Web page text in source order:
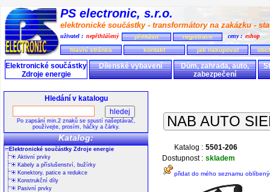
PS electronic, s.r.o.
elektronické součástky - transformátory na zakázku -
uživatel : nepřihlášený přihlásit registrace ceny : eshop
hlavní stránka kontakt jak nakupovat
Elektronické součástky
Zdroje energie
Dílenské vybavení
Dům, zahrada, auto,
zabezpečení
Hledání v katalogu
Po zapsání min.2 znaků se spustí našeptávač,
používejte, prosím, háčky a čárky.
Katalog:
Elektronické součástky Zdroje energie
Aktivní prvky
Kabely a příslušenství, bužírky
Konektory, patice a redukce
Konstrukční díly
Pasivní prvky
NAB AUTO
Katalog : 5501-206
Dostupnost : skladem
přidat do mého seznamu